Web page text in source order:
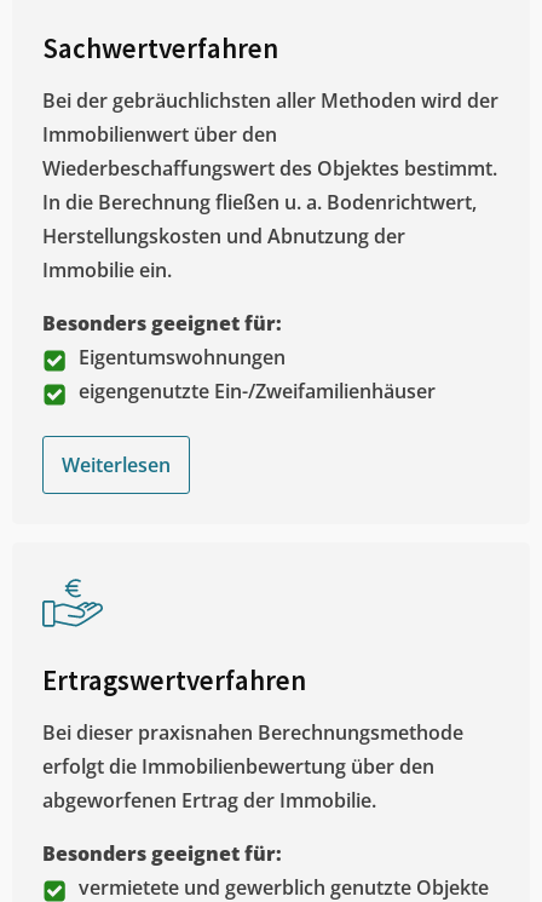
Sachwertverfahren
Bei der gebräuchlichsten aller Methoden wird der
Immobilienwert über den
Wiederbeschaffungswert des Objektes bestimmt.
In die Berechnung fließen u. a. Bodenrichtwert,
Herstellungskosten und Abnutzung der
Immobilie ein.
Besonders geeignet für:
Eigentumswohnungen
eigengenutzte Ein-/Zweifamilienhäuser
Weiterlesen
Ertragswertverfahren
Bei dieser praxisnahen Berechnungsmethode
erfolgt die Immobilienbewertung über den
abgeworfenen Ertrag der Immobilie.
Besonders geeignet für:
vermietete und gewerblich genutzte Objekte